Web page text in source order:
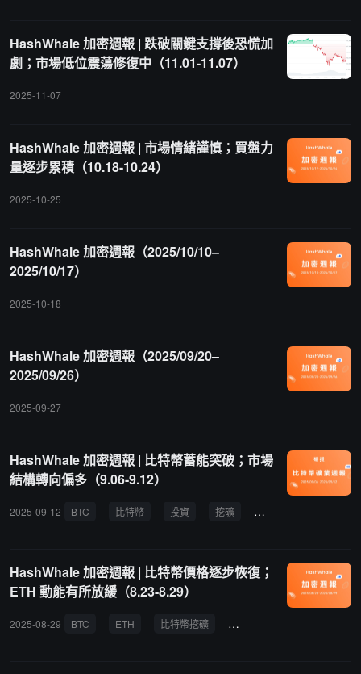
HashWhale 加密週報 | 跌破關鍵支撐後恐慌加
劇；市場低位震蕩修復中（11.01-11.07）
2025-11-07
HashWhale 加密週報 | 市場情緒謹慎；買盤力
量逐步累積（10.18-10.24）
2025-10-25
HashWhale 加密週報（2025/10/10–
2025/10/17）
2025-10-18
HashWhale 加密週報（2025/09/20–
2025/09/26）
2025-09-27
HashWhale 加密週報 | 比特幣蓄能突破；市場
結構轉向偏多（9.06-9.12）
2025-09-12 BTC 比特幣 投資 挖礦 特朗普
HashWhale 加密週報 | 比特幣價格逐步恢復；
ETH 動能有所放緩（8.23-8.29）
2025-08-29 BTC ETH 比特幣挖礦 策略